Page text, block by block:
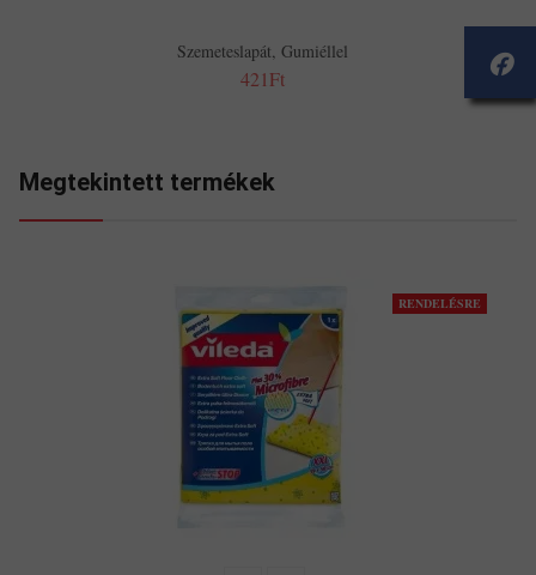
Szemeteslapát, Gumiéllel
421Ft
Megtekintett termékek
RENDELÉSRE